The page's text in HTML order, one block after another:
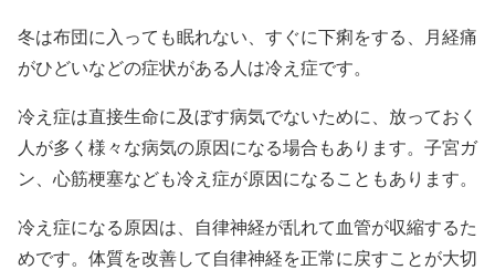
冬は布団に入っても眠れない、すぐに下痢をする、月経痛
がひどいなどの症状がある人は冷え症です。
冷え症は直接生命に及ぼす病気でないために、放っておく
人が多く様々な病気の原因になる場合もあります。子宮ガ
ン、心筋梗塞なども冷え症が原因になることもあります。
冷え症になる原因は、自律神経が乱れて血管が収縮するた
めです。体質を改善して自律神経を正常に戻すことが大切